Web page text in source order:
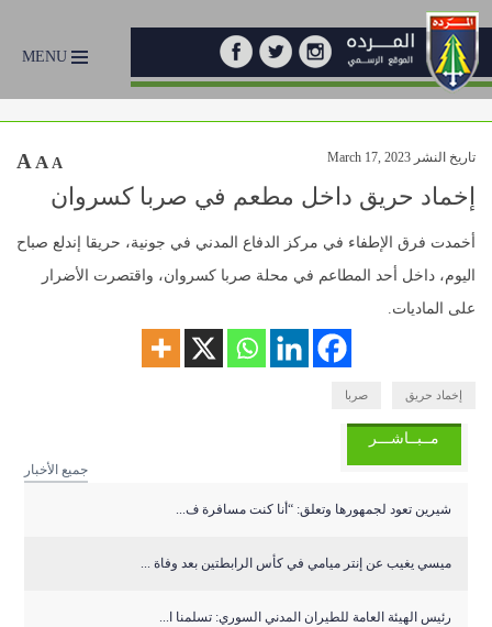
MENU
تاريخ النشر March 17, 2023 A A A
إخماد حريق داخل مطعم في صربا كسروان
أخمدت فرق الإطفاء في مركز الدفاع المدني في جونية، حريقا إندلع صباح
اليوم، داخل أحد المطاعم في محلة صربا كسروان، واقتصرت الأضرار
على الماديات.
إخماد حريق صربا
مــبــاشـــر
جميع الأخبار
شيرين تعود لجمهورها وتعلق: “أنا كنت مسافرة ف...
ميسي يغيب عن إنتر ميامي في كأس الرابطتين بعد وفاة ...
رئيس الهيئة العامة للطيران المدني السوري: تسلمنا ا...